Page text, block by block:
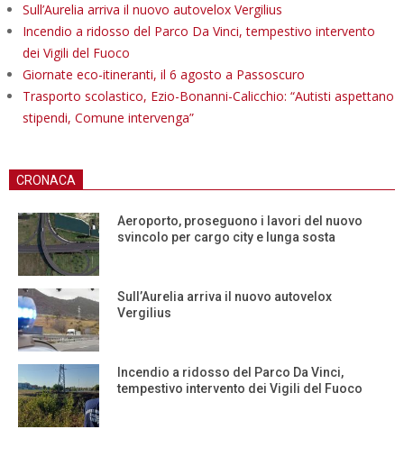
Sull’Aurelia arriva il nuovo autovelox Vergilius
Incendio a ridosso del Parco Da Vinci, tempestivo intervento
dei Vigili del Fuoco
Giornate eco-itineranti, il 6 agosto a Passoscuro
Trasporto scolastico, Ezio-Bonanni-Calicchio: “Autisti aspettano
stipendi, Comune intervenga”
CRONACA
Aeroporto, proseguono i lavori del nuovo
svincolo per cargo city e lunga sosta
Sull’Aurelia arriva il nuovo autovelox
Vergilius
Incendio a ridosso del Parco Da Vinci,
tempestivo intervento dei Vigili del Fuoco